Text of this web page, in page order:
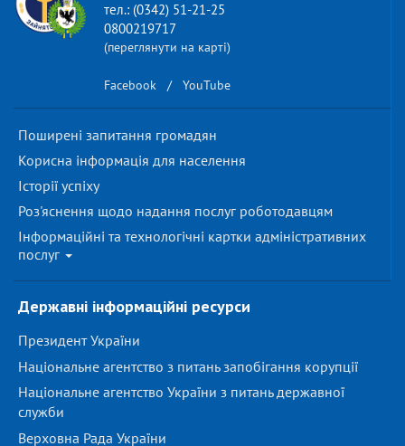
тел.: (0342) 51-21-25
0800219717
(переглянути на карті)
Facebook / YouTube
Поширені запитання громадян
Корисна інформація для населення
Історії успіху
Роз'яснення щодо надання послуг роботодавцям
Інформаційні та технологічні картки адміністративних
послуг
Державні інформаційні ресурси
Президент України
Національне агентство з питань запобігання корупції
Національне агентство України з питань державної
служби
Верховна Рада України